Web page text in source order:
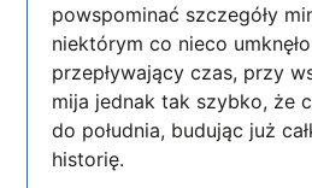
powspominać szczegóły
niektórym co nieco
przepływający czas, przy
mija jednak tak szybko, że
do południa, budując już
historię.